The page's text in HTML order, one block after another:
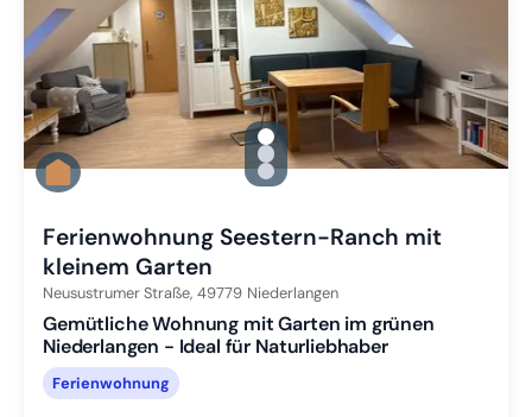
gallery.slide_selector
Zu Slide 1 wechseln
Zu Slide 2 wechseln
Zu Slide 3 wechseln
Ferienwohnung Seestern-Ranch mit
kleinem Garten
Neusustrumer Straße, 49779 Niederlangen
Gemütliche Wohnung mit Garten im grünen
Niederlangen - Ideal für Naturliebhaber
Ferienwohnung